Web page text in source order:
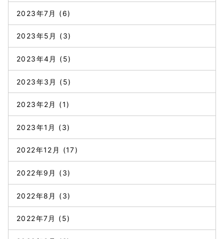
2023年7月 (6)
2023年5月 (3)
2023年4月 (5)
2023年3月 (5)
2023年2月 (1)
2023年1月 (3)
2022年12月 (17)
2022年9月 (3)
2022年8月 (3)
2022年7月 (5)